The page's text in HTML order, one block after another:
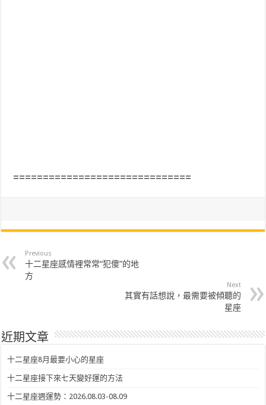
==============================
Previous
十二星座感情裡常常“犯傻”的地
方
Next
其實有話想說，最需要被傾聽的
星座
近期文章
十二星座8月最要小心的星座
十二星座接下來七天變好運的方法
十二星座週運勢：2026.08.03-08.09